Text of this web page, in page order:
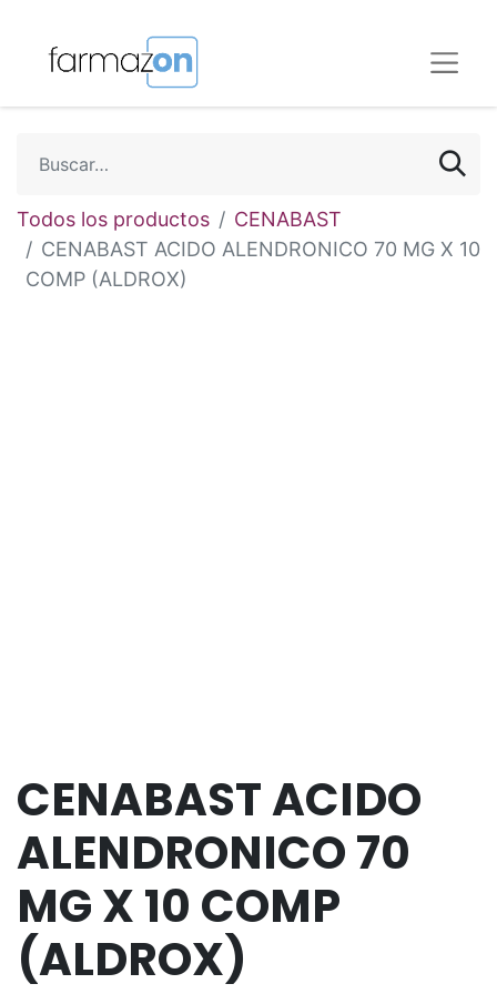
Todos los productos
CENABAST
CENABAST ACIDO ALENDRONICO 70 MG X 10
COMP (ALDROX)
CENABAST ACIDO
ALENDRONICO 70
MG X 10 COMP
(ALDROX)